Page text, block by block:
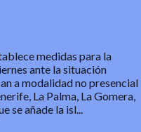
medidas para la
ante la situación
a modalidad no presencial
La Palma, La Gomera,
se añade la isl...